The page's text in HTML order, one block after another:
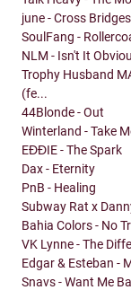
june - Cross Bridges
SoulFang -
NLM - Isn't It
Trophy Husband
(fe...
44Blonde - Out
Winterland - Take
EĐĐIE - The Spark
Dax - Eternity
PnB - Healing
Subway Rat x
Bahia Colors - No
VK Lynne - The
Edgar & Esteban -
Snavs - Want Me